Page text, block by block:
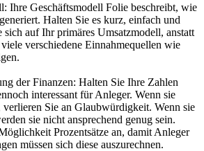
Ihre Geschäftsmodell Folie beschreibt, wie
Halten Sie es kurz, einfach und
sich auf Ihr primäres Umsatzmodell, anstatt
verschiedene Einnahmequellen wie
der Finanzen: Halten Sie Ihre Zahlen
interessant für Anleger. Wenn sie
verlieren Sie an Glaubwürdigkeit. Wenn sie
sie nicht ansprechend genug sein.
Prozentsätze an, damit Anleger
müssen sich diese auszurechnen.